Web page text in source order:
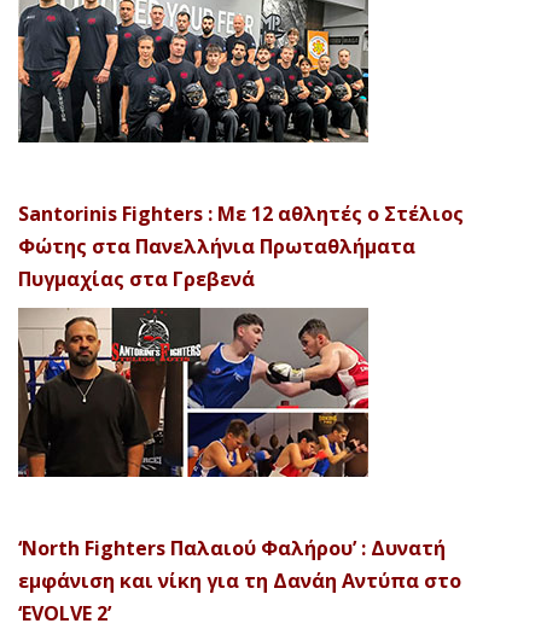
Santorinis Fighters : Με 12 αθλητές ο Στέλιος
Φώτης στα Πανελλήνια Πρωταθλήματα
Πυγμαχίας στα Γρεβενά
‘North Fighters Παλαιού Φαλήρου’ : Δυνατή
εμφάνιση και νίκη για τη Δανάη Αντύπα στο
‘EVOLVE 2’